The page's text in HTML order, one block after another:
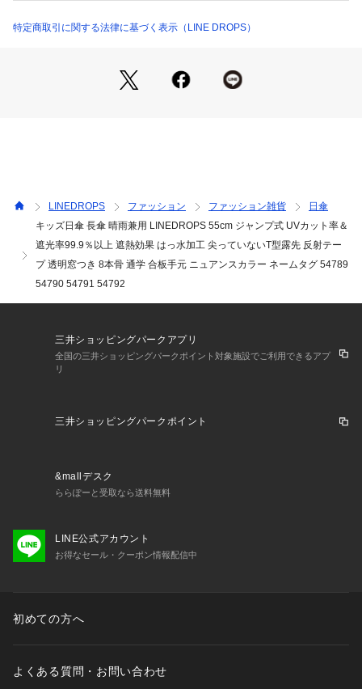
ン。高学年になっても使いやすく、長くお使いいただけます。
弊社商品はお客様に高品質の商品をお届けできるよう、工場・
倉庫などだけでなく、外部の検査機関に生地検査・製品検査を
特定商取引に関する法律に基づく表示（LINE DROPS）
LINEDROPS ファッション ファッション雑貨
日傘
キッズ日傘 長傘 晴雨兼用 LINEDROPS 55cm ジャンプ式 UVカット率＆
遮光率99.9％以上 遮熱効果 はっ水加工 尖っていないT型露先 反射テー
プ 透明窓つき 8本骨 通学 合板手元 ニュアンスカラー ネームタグ 54789
54790 54791 54792
三井ショッピングパークアプリ
全国の三井ショッピングパークポイント対象施設でご利用できるアプ
リ
三井ショッピングパークポイント
&mallデスク
ららぽーと受取なら送料無料
LINE公式アカウント
お得なセール・クーポン情報配信中
初めての方へ
よくある質問・お問い合わせ